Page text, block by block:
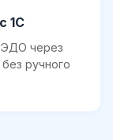
1С
ЭДО через
ручного